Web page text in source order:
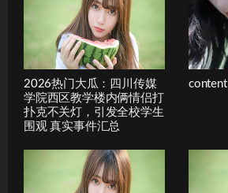
2026热门大瓜：四川传媒
学院西区教学楼内俩情侣打
扑克不关灯，引发全校学生
围观 真实事件汇总
content